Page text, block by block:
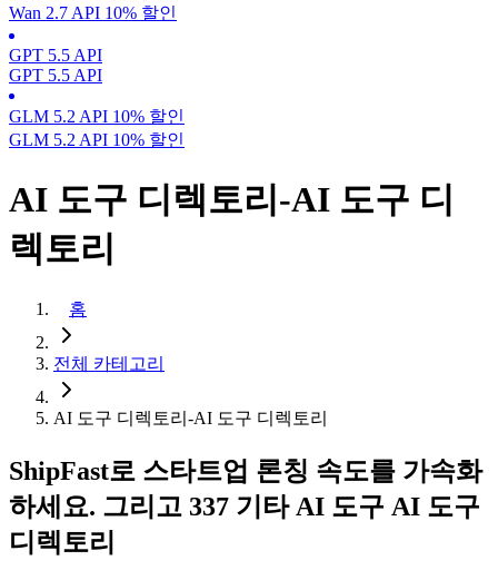
Wan 2.7 API 10% 할인
GPT 5.5 API
GPT 5.5 API
GLM 5.2 API 10% 할인
GLM 5.2 API 10% 할인
AI 도구 디렉토리-AI 도구 디
렉토리
홈
전체 카테고리
AI 도구 디렉토리-AI 도구 디렉토리
ShipFast로 스타트업 론칭 속도를 가속화
하세요. 그리고 337 기타 AI 도구 AI 도구
디렉토리